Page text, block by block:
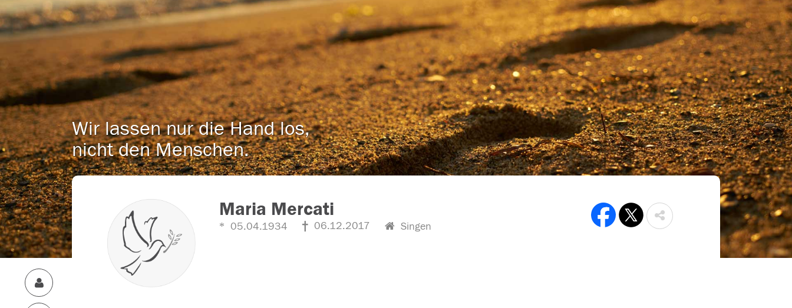
Wir lassen nur die Hand los,
nicht den Menschen.
Maria Mercati
05.04.1934 06.12.2017 Singen